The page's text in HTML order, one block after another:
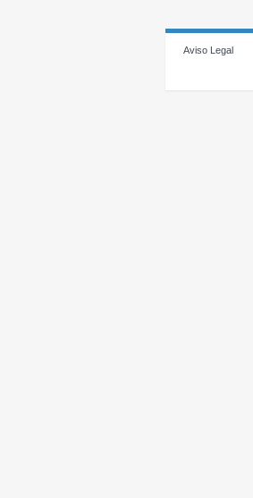
Aviso Legal